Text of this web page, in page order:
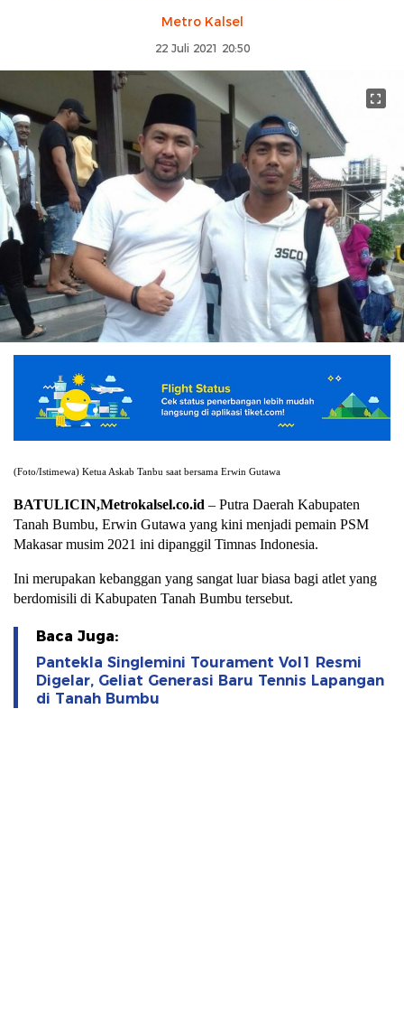
Metro Kalsel
22 Juli 2021 20:50
(Foto/Istimewa) Ketua Askab Tanbu saat bersama Erwin Gutawa
BATULICIN,Metrokalsel.co.id – Putra Daerah Kabupaten
Tanah Bumbu, Erwin Gutawa yang kini menjadi pemain PSM
Makasar musim 2021 ini dipanggil Timnas Indonesia.
Ini merupakan kebanggan yang sangat luar biasa bagi atlet yang
berdomisili di Kabupaten Tanah Bumbu tersebut.
Baca Juga:
Pantekla Singlemini Tourament Vol1 Resmi
Digelar, Geliat Generasi Baru Tennis Lapangan
di Tanah Bumbu